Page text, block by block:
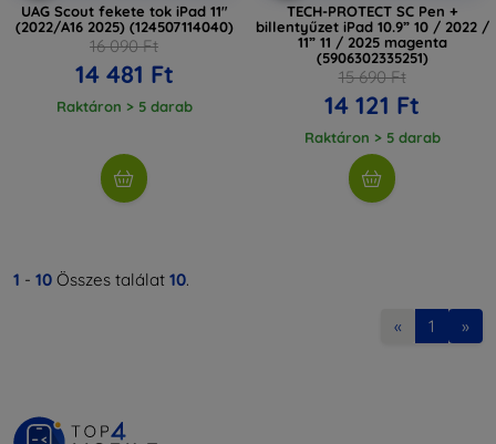
UAG Scout fekete tok iPad 11"
(2022/A16 2025) (124507114040)
16 090 Ft
14 481 Ft
Raktáron > 5 darab
TECH-PROTECT SC Pen +
billentyűzet iPad 10.9” 10 / 2022 /
11” 11 / 2025 magenta
(5906302335251)
15 690 Ft
14 121 Ft
Raktáron > 5 darab
1 - 10 Összes találat 10.
« 1 »